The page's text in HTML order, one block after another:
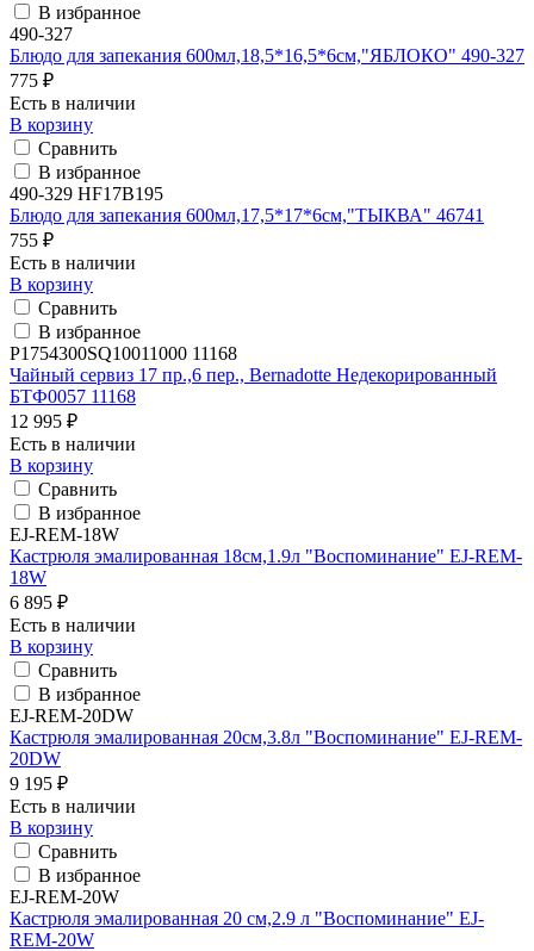
В избранное
490-327
Блюдо для запекания 600мл,18,5*16,5*6см,"ЯБЛОКО" 490-327
775 ₽
Есть в наличии
В корзину
Сравнить
В избранное
490-329 HF17B195
Блюдо для запекания 600мл,17,5*17*6см,"ТЫКВА" 46741
755 ₽
Есть в наличии
В корзину
Сравнить
В избранное
P1754300SQ10011000 11168
Чайный сервиз 17 пр.,6 пер., Bernadotte Недекорированный
БТФ0057 11168
12 995 ₽
Есть в наличии
В корзину
Сравнить
В избранное
EJ-REM-18W
Кастрюля эмалированная 18см,1.9л "Воспоминание" EJ-REM-
18W
6 895 ₽
Есть в наличии
В корзину
Сравнить
В избранное
EJ-REM-20DW
Кастрюля эмалированная 20см,3.8л "Воспоминание" EJ-REM-
20DW
9 195 ₽
Есть в наличии
В корзину
Сравнить
В избранное
EJ-REM-20W
Кастрюля эмалированная 20 см,2.9 л "Воспоминание" EJ-
REM-20W